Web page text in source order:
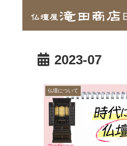
2023-07
仏壇について